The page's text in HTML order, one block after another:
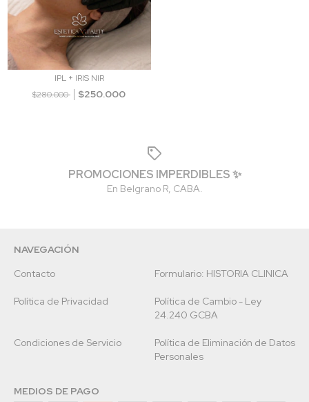
IPL + IRIS NIR
$280.000
$250.000
PROMOCIONES IMPERDIBLES ✨
En Belgrano R, CABA.
NAVEGACIÓN
Contacto
Formulario: HISTORIA CLINICA
Política de Privacidad
Política de Cambio - Ley
24.240 GCBA
Condiciones de Servicio
Política de Eliminación de Datos
Personales
MEDIOS DE PAGO